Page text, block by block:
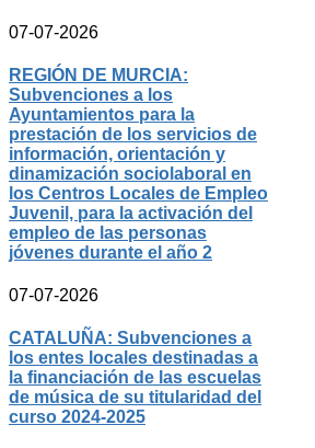
07-07-2026
REGIÓN DE MURCIA:
Subvenciones a los
Ayuntamientos para la
prestación de los servicios de
información, orientación y
dinamización sociolaboral en
los Centros Locales de Empleo
Juvenil, para la activación del
empleo de las personas
jóvenes durante el año 2
07-07-2026
CATALUÑA: Subvenciones a
los entes locales destinadas a
la financiación de las escuelas
de música de su titularidad del
curso 2024-2025